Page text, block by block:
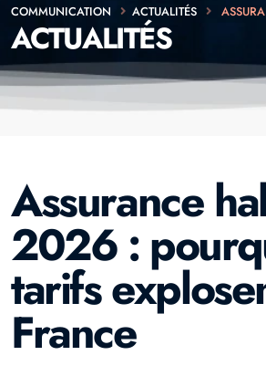
ACTUALITÉS
COMMUNICATION ACTUALITÉS
Assurance
2026 :
tarifs
France